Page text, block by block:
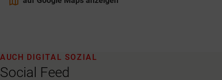
Social Feed
AUCH DIGITAL SOZIAL